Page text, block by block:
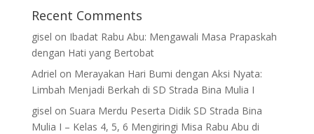
Recent Comments
gisel on Ibadat Rabu Abu: Mengawali Masa Prapaskah
dengan Hati yang Bertobat
Adriel on Merayakan Hari Bumi dengan Aksi Nyata:
Limbah Menjadi Berkah di SD Strada Bina Mulia I
gisel on Suara Merdu Peserta Didik SD Strada Bina
Mulia I – Kelas 4, 5, 6 Mengiringi Misa Rabu Abu di